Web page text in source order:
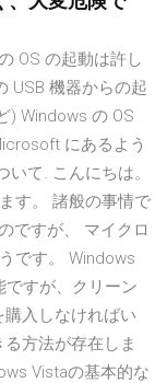
OS の起動は許し
USB 機器からの起
) Windows の OS
にあるよう
て. こんにちは。
す。 諸般の事情で
ですが、 マイクロ
です。 Windows
ですが、クリーン
入しなければい
方法が存在しま
Vistaの基本的な